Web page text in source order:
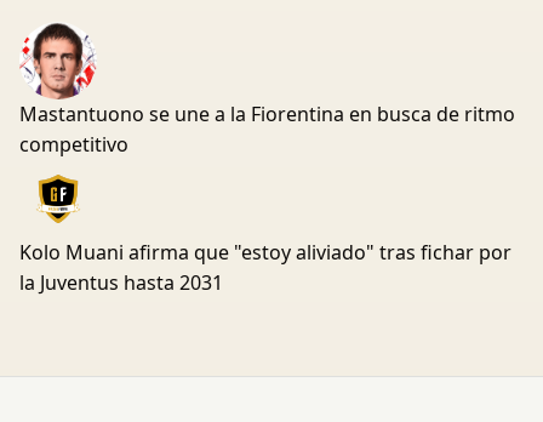
Mastantuono se une a la Fiorentina en busca de ritmo
competitivo
Kolo Muani afirma que "estoy aliviado" tras fichar por
la Juventus hasta 2031